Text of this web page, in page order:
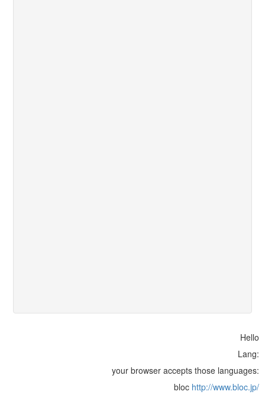
Hello
Lang:
your browser accepts those languages:
bloc http://www.bloc.jp/